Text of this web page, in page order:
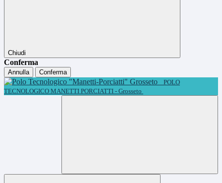
Chiudi
Conferma
Annulla
Conferma
POLO
TECNOLOGICO MANETTI PORCIATTI - Grosseto